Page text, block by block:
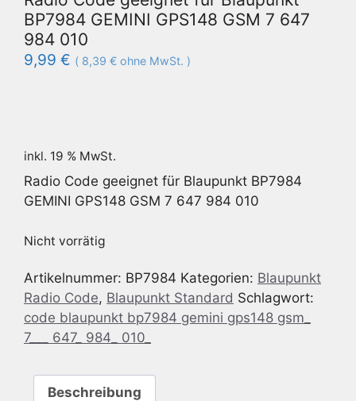
BP7984 GEMINI GPS148 GSM 7 647
984 010
9,99 € ( 8,39 € ohne MwSt. )
inkl. 19 % MwSt.
Radio Code geeignet für Blaupunkt BP7984
GEMINI GPS148 GSM 7 647 984 010
Nicht vorrätig
Artikelnummer: BP7984 Kategorien: Blaupunkt
Radio Code, Blaupunkt Standard Schlagwort:
code blaupunkt bp7984 gemini gps148 gsm_
7___ 647_ 984_ 010_
Beschreibung